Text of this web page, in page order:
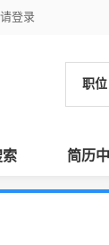
请登录
职位
索 简历